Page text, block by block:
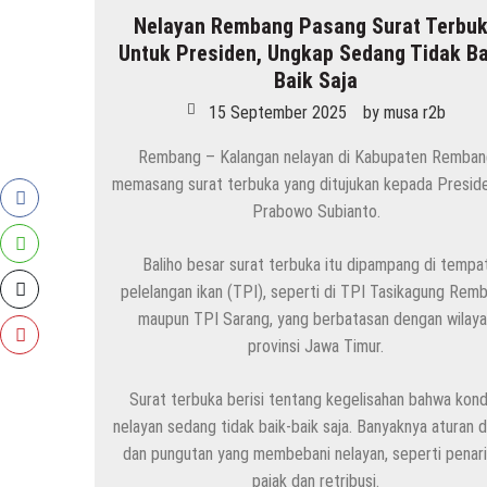
HEADLINE
Kenapa Belum Boleh Digunakan, Lapangan
bymusa r2b
Inilah 16 Lokasi Sasaran MBG Dari SPPG
7 Agustus 2026 bymusa r2b
Gaung Tolak MBG Mencuat, Begini
6 Agustus 2026 bymusa r2b
6 Agustus 2026 bymusa r2b
HEADLINE
Nelayan Rembang Pasang Surat
Untuk Presiden, Ungkap Sedang Tidak
Baik Saja
15 September 2025 by musa r2b
Rembang – Kalangan nelayan di Kabupaten
memasang surat terbuka yang ditujukan kepada
Prabowo Subianto.
Baliho besar surat terbuka itu dipampang di
pelelangan ikan (TPI), seperti di TPI Tasikagung
maupun TPI Sarang, yang berbatasan dengan
provinsi Jawa Timur.
Surat terbuka berisi tentang kegelisahan bahwa
nelayan sedang tidak baik-baik saja. Banyaknya aturan
dan pungutan yang membebani nelayan, seperti
pajak dan retribusi.